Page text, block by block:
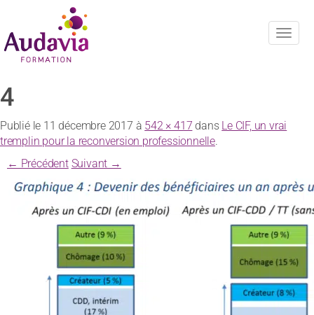
4
Publié le 11 décembre 2017 à 542 × 417 dans Le CIF, un vrai
tremplin pour la reconversion professionnelle.
← Précédent Suivant →